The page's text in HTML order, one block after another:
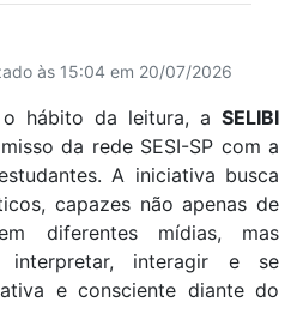
às 15:04 em 20/07/2026
hábito da leitura, a SELIBI
da rede SESI-SP com a
A iniciativa busca
capazes não apenas de
diferentes mídias, mas
interpretar, interagir e se
e consciente diante do